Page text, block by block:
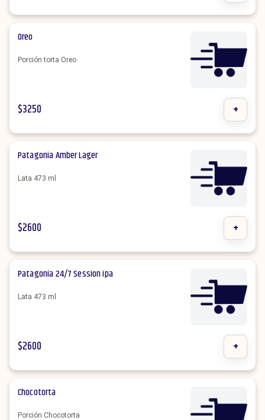
Oreo
Porción torta Oreo
$3250 +
Patagonia Amber Lager
Lata 473 ml
$2600 +
Patagonia 24/7 Session ipa
Lata 473 ml
$2600 +
Chocotorta
Porción Chocotorta